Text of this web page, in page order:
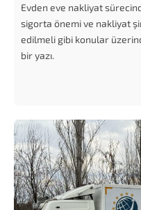
Evden eve nakliyat
sigorta önemi ve nakliyat
edilmeli gibi konular
bir yazı.